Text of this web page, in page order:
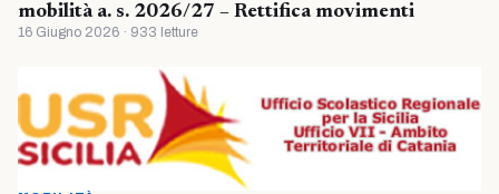
mobilità a. s. 2026/27 – Rettifica movimenti
16 Giugno 2026 · 933 letture